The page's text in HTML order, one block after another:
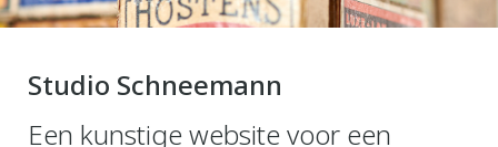
Studio Schneemann
Een kunstige website voor een